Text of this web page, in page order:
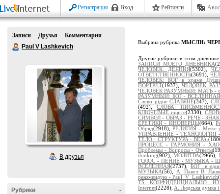
Регистрация Вход Рейтинги
Записи Друзья
Комментарии
Paul V Lashkevich
В друзья
-
Рубрики
Выбрана рубрика МЫСЛИ:
Другие рубрики в этом
ЗАПИСИ МОЕГО ДНЕВНИКА
ЧЕЛОВЕК: ДЕЯНИЯ(5302),
ОТВЕТСТВЕННОСТЬ(3691),
ЧЕЛОВЕК: БОГ в храме Души
ПОРТРЕТ(1937),ЧЕЛОВЕК
ЧЕЛОВЕК РАЗУМНЫЙ: МАТЬ -
РАЗУМНЫЙ: БОГ - ВСЕЛЕННАЯ
Слово рідне СЛАВЯНЕ(347),
(492),СЛОВА:
КЛЮЧЕВЫЕ ищите(2330),
СИМВОЛ - ОБРАЗ - РЕЧЬ -
ЕРЕТИКИ - ИНОВЕРЦЫ(664),
Обряд(2918),РЕЛИГИЯ - Messe
УПРАВЛЕНИЕ - ТЕХНОЛОГИЯ -
ТЕЛО - СТРУКТУРА - ВЕРА.
ПРОЦЕСС - ГАРМОНИЯ -
Проблемы - Вопросы - Ответы
thinking(902),МОЛИТВА(2966),
ГОЛОС - ПЕНИЕ - МУЗЫКА -
ВСЕЛЕННАЯ(2737), БОГ: в
МУЗЫКА(56),
А. Павел В.
рекомендую - Paul_V_Lashkevich
TS - КОНФИДЕНЦИАЛЬНО -
Internet(2228), A. Людська думка